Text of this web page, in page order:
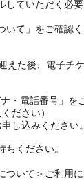
ていただく必要
て」をご確認く
た後、電子チ
・電話番号」を
ださい）
申し込みくださ
ください。
いて＞ご利用